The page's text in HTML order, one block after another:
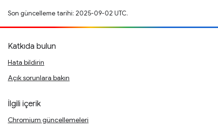
Son güncelleme tarihi: 2025-09-02 UTC.
Katkıda bulun
Hata bildirin
Açık sorunlara bakın
İlgili içerik
Chromium güncellemeleri